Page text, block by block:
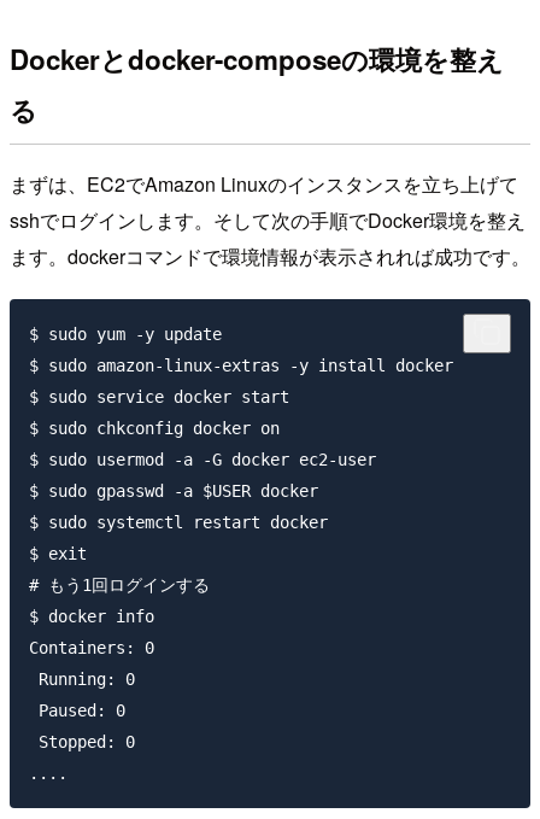
Dockerとdocker-composeの環境を整え
る
まずは、EC2でAmazon Linuxのインスタンスを立ち上げて
sshでログインします。そして次の手順でDocker環境を整え
ます。dockerコマンドで環境情報が表示されれば成功です。
$ sudo yum -y update
$ sudo amazon-linux-extras -y install docker
$ sudo service docker start
$ sudo chkconfig docker on
$ sudo usermod -a -G docker ec2-user
$ sudo gpasswd -a $USER docker
$ sudo systemctl restart docker
$ exit
# もう1回ログインする
$ docker info
Containers: 0
Running: 0
Paused: 0
Stopped: 0